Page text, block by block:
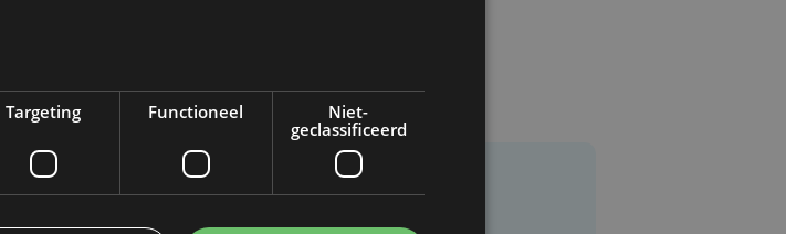
Targeting Functioneel
Niet-
geclassificeerd